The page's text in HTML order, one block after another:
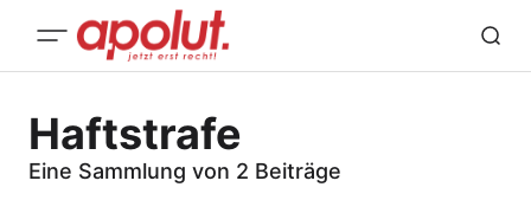
Haftstrafe
Eine Sammlung von 2 Beiträge